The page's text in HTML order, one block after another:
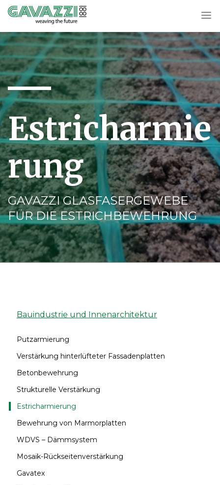
Estricharmie
rung
GAVAZZI GLASFASERGEWEBE
FÜR DIE ESTRICHBEWEHRUNG
Bauindustrie und Innenarchitektur
Putzarmierung
Verstärkung hinterlüfteter Fassadenplatten
Betonbewehrung
Strukturelle Verstärkung
Estricharmierung
Bewehrung von Marmorplatten
WDVS – Dämmsystem
Mosaik-Rückseitenverstärkung
Gavatex